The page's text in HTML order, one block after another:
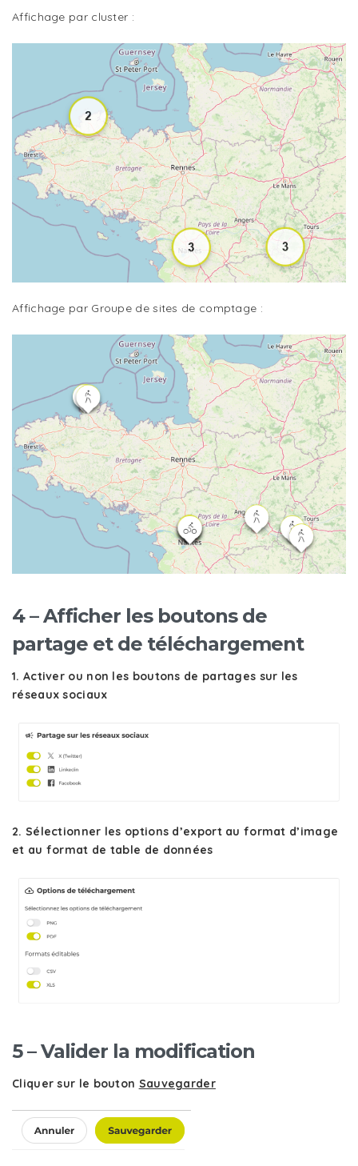
Affichage par cluster :
Affichage par Groupe de sites de comptage :
4 – Afficher les boutons de
partage et de téléchargement
1. Activer ou non les boutons de partages sur les
réseaux sociaux
2. Sélectionner les options d’export au format d’image
et au format de table de données
5 – Valider la modification
Cliquer sur le bouton Sauvegarder